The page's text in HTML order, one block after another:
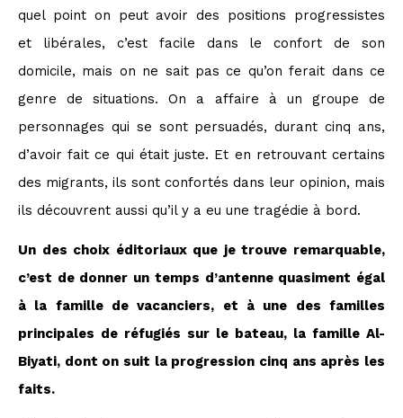
quel point on peut avoir des positions progressistes
et libérales, c’est facile dans le confort de son
domicile, mais on ne sait pas ce qu’on ferait dans ce
genre de situations. On a affaire à un groupe de
personnages qui se sont persuadés, durant cinq ans,
d’avoir fait ce qui était juste. Et en retrouvant certains
des migrants, ils sont confortés dans leur opinion, mais
ils découvrent aussi qu’il y a eu une tragédie à bord.
Un des choix éditoriaux que je trouve remarquable,
c’est de donner un temps d’antenne quasiment égal
à la famille de vacanciers, et à une des familles
principales de réfugiés sur le bateau, la famille Al-
Biyati, dont on suit la progression cinq ans après les
faits.